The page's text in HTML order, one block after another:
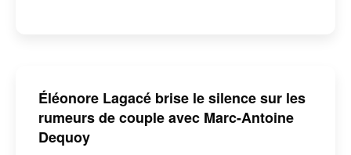
Éléonore Lagacé brise le silence sur les
rumeurs de couple avec Marc-Antoine
Dequoy